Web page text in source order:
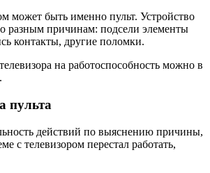
может быть именно пульт. Устройство
разным причинам: подсели элементы
контакты, другие поломки.
на работоспособность можно в
пульта
действий по выяснению причины,
с телевизором перестал работать,